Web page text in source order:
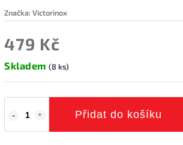
Značka:Victorinox
479 Kč
Skladem (8 ks)
Přidat do košíku